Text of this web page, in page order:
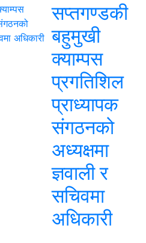
सप्तगण्डकी
बहुमुखी
क्याम्पस
प्रगतिशिल
प्राध्यापक
संगठनको
अध्यक्षमा
ज्ञवाली र
सचिवमा
अधिकारी